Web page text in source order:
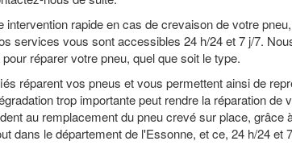
intervention rapide en cas de crevaison de votre
services vous sont accessibles 24 h/24 et 7 j/7.
réparer votre pneu, quel que soit le type.
réparent vos pneus et vous permettent ainsi de
trop importante peut rendre la réparation de
au remplacement du pneu crevé sur place, grâce
dans le département de l'Essonne, et ce, 24 h/24 et